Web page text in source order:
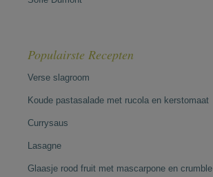
Populairste Recepten
Verse slagroom
Koude pastasalade met rucola en kerstomaat
Currysaus
Lasagne
Glaasje rood fruit met mascarpone en crumble